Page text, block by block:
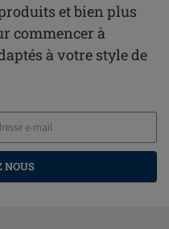
et bien plus
commencer à
à votre style de
NOUS